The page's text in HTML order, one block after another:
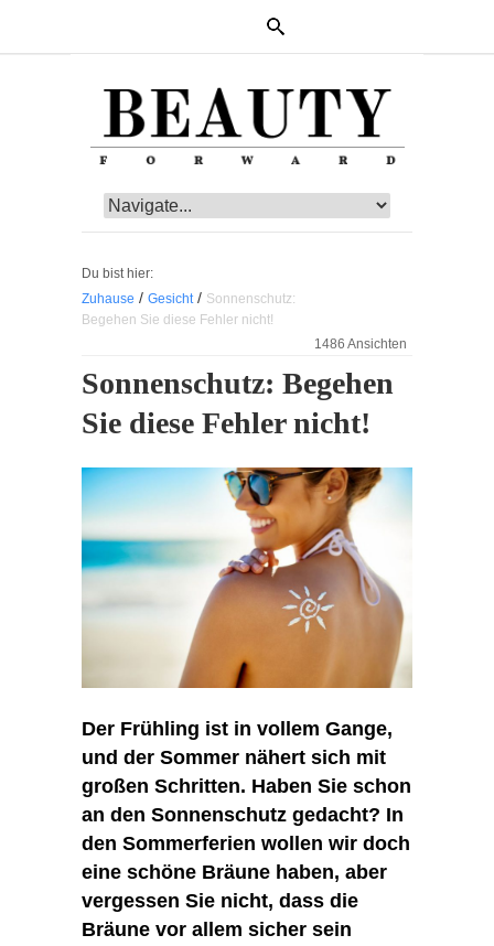
Du bist hier:
Zuhause / Gesicht / Sonnenschutz:
Begehen Sie diese Fehler nicht!
1486 Ansichten
Sonnenschutz: Begehen
Sie diese Fehler nicht!
Der Frühling ist in vollem Gange,
und der Sommer nähert sich mit
großen Schritten. Haben Sie schon
an den Sonnenschutz gedacht? In
den Sommerferien wollen wir doch
eine schöne Bräune haben, aber
vergessen Sie nicht, dass die
Bräune vor allem sicher sein